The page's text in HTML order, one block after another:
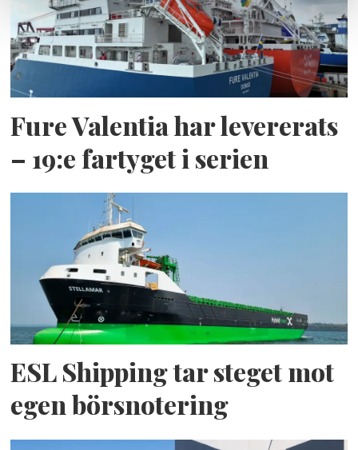
Fure Valentia har levererats
– 19:e fartyget i serien
ESL Shipping tar steget mot
egen börsnotering